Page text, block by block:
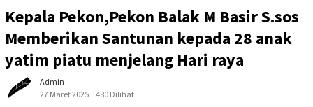
Kepala Pekon,Pekon Balak M Basir S.sos
Memberikan Santunan kepada 28 anak
yatim piatu menjelang Hari raya
Admin
27 Maret 2025
480 Dilihat